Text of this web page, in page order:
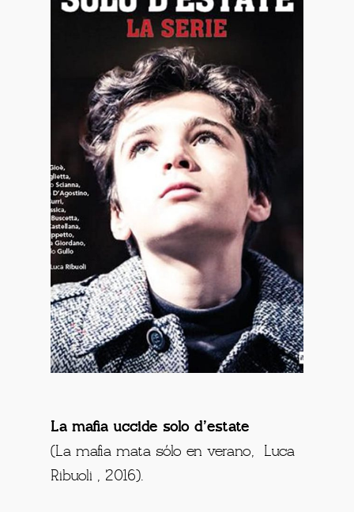
La mafia uccide solo d’estate
(La mafia mata sólo en verano, Luca
Ribuoli , 2016).